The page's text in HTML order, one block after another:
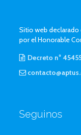
Sitio web
por el Honorable
Decreto n°
Seguinos